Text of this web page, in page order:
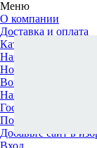
Меню
О компании
Доставка и оплата
Каталог
Наши офисы
Новости и новинки
Вопрос-ответ
Наша команда
Гос. заказчикам
Поставщикам
Добавьте сайт в
Вход